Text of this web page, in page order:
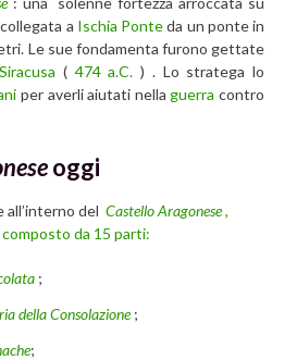
a Ischia Ponteda un ponte in
Le sue fondamenta furono gettate
Siracusa ( 474 a.C. ) . Lo stratega lo
per averli aiutati nellaguerra contro
oggi
all’interno del Castello Aragonese ,
da 15 parti:
;
della Consolazione ;
;